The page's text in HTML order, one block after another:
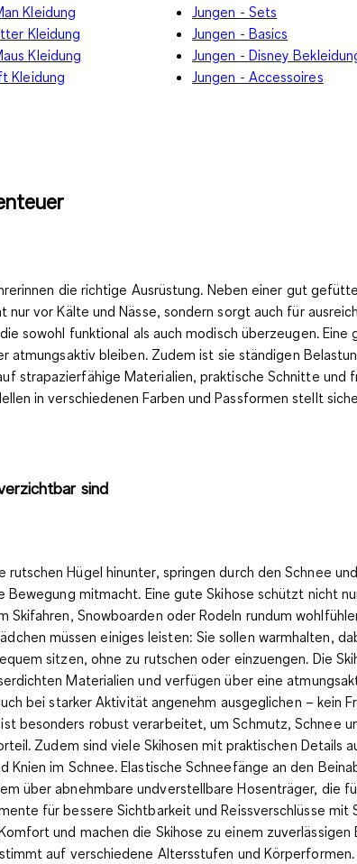
Kleidung
Kleidung
Kleidung
Kleidung
Jungen - Sets
Jungen - Basics
Jungen - Disney
Jungen - Accessoires
die richtige Ausrüstung. Neben einer gut
nur vor Kälte und Nässe, sondern sorgt auch für
sowohl funktional als auch modisch überzeugen.
atmungsaktiv bleiben. Zudem ist sie ständigen
strapazierfähige Materialien, praktische Schnitte
in verschiedenen Farben und Passformen stellt
sind
Hügel hinunter, springen durch den Schnee
Bewegung mitmacht. Eine gute Skihose schützt nicht
Snowboarden oder Rodeln rundum
müssen einiges leisten: Sie sollen warmhalten,
sitzen, ohne zu rutschen oder einzuengen. Die
Materialien und verfügen über eine
bei starker Aktivität angenehm ausgeglichen – kein
besonders robust verarbeitet, um Schmutz, Schnee
Zudem sind viele Skihosen mit praktischen
Knien im Schnee.Elastische Schneefänge an den
überabnehmbare undverstellbare Hosenträger, die
für bessere Sichtbarkeit und Reissverschlüsse
und machen die Skihose zu einem
auf verschiedene Altersstufen und